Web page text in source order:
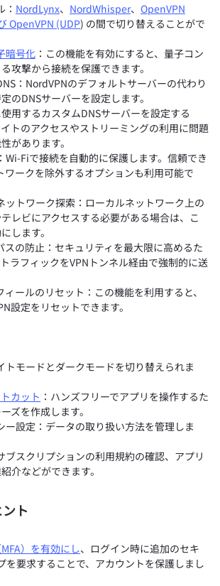
NordLynx、 NordWhisper、 OpenVPN
OpenVPN (UDP) の間で切り替えることがで
暗号化 ：この機能を有効にすると、量子コン
攻撃から接続を保護できます。
：NordVPNのデフォルトサーバーの代わり
のDNSサーバーを設定します。
用するカスタムDNSサーバーを設定する
トのアクセスやストリーミングの利用に問題
があります。
：Wi-Fiで接続を自動的に保護します。信頼でき
ワークを除外するオプションも利用可能で
ットワーク探索：ローカルネットワーク上の
レビにアクセスする必要がある場合は、こ
します。
スの防止：セキュリティを最大限に高めるた
ラフィックをVPNトンネル経由で強制的に送
ィールのリセット：この機能を利用すると、
設定をリセットできます。
トモードとダークモードを切り替えられま
カット ：ハンズフリーでアプリを操作するた
ズを作成します。
ー設定：データの取り扱い方法を管理しま
ブスクリプションの利用規約の確認、アプリ
介などができます。
ト
）を有効にし、ログイン時に追加のセキ
を要求することで、アカウントを保護しまし